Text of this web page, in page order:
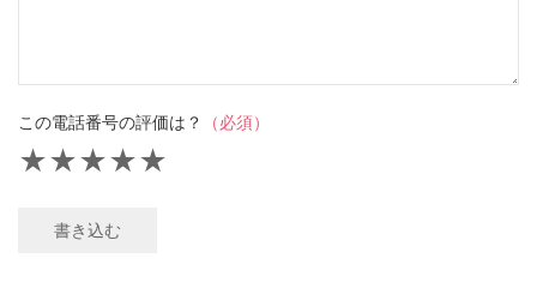
この電話番号の評価は？ （必須）
★
★
★
★
★
書き込む